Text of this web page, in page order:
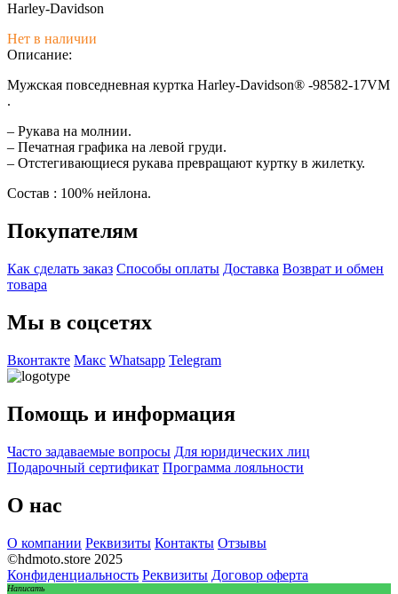
Harley-Davidson
Нет в наличии
Описание:
Мужская повседневная куртка Harley-Davidson® -98582-17VM
.
– Рукава на молнии.
– Печатная графика на левой груди.
– Отстегивающиеся рукава превращают куртку в жилетку.
Состав : 100% нейлона.
Покупателям
Как сделать заказ Способы оплаты Доставка Возврат и обмен
товара
Мы в соцсетях
Вконтакте Макс Whatsapp Telegram
Помощь и информация
Часто задаваемые вопросы Для юридических лиц
Подарочный сертификат Программа лояльности
О нас
О компании Реквизиты Контакты Отзывы
©hdmoto.store 2025
Конфиденциальность Реквизиты Договор оферта
Написать